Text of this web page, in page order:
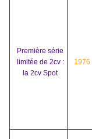
Première série
limitée de 2cv :
la 2cv Spot
1976